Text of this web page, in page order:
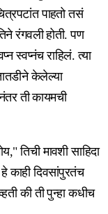
पाहतो तसं
रंगवली होती. पण
स्वप्नंच राहिलं. त्या
केलेल्या
ती कायमची
तिची मावशी साहिदा
काही दिवसांपुरतंच
की ती पुन्हा कधीच